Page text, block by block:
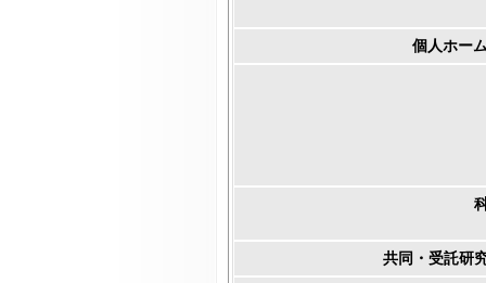
個人ホー
共同・受託研